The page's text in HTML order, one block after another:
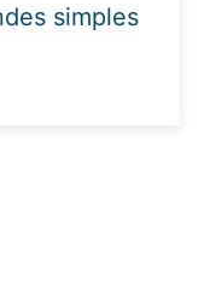
simples